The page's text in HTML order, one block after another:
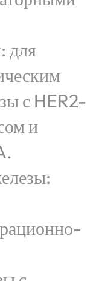
для
с HER2-
и